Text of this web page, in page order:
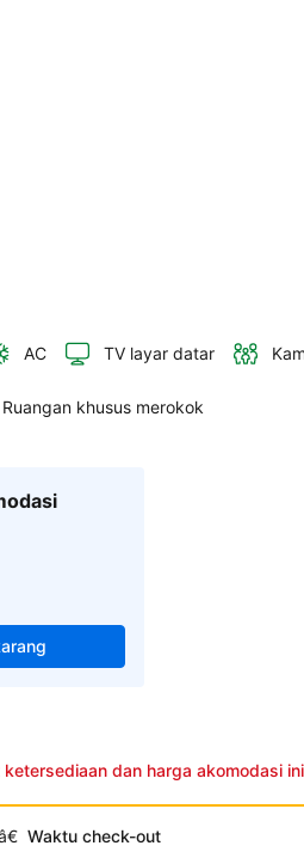
AC TV layar datar
Ruangan khusus merokok
dan harga akomodasi ini
Waktu check-out